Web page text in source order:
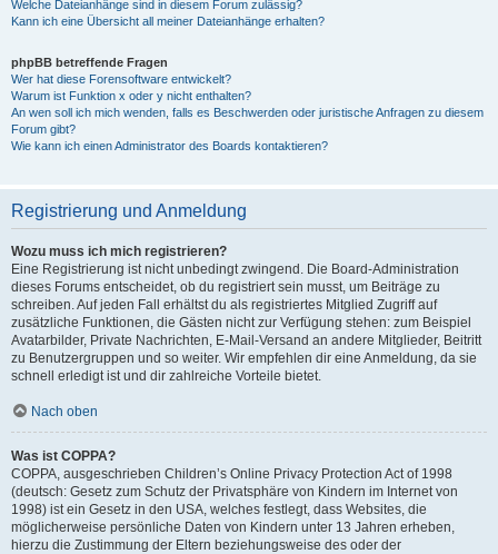
Welche Dateianhänge sind in diesem Forum zulässig?
Kann ich eine Übersicht all meiner Dateianhänge erhalten?
phpBB betreffende Fragen
Wer hat diese Forensoftware entwickelt?
Warum ist Funktion x oder y nicht enthalten?
An wen soll ich mich wenden, falls es Beschwerden oder juristische Anfragen zu diesem
Forum gibt?
Wie kann ich einen Administrator des Boards kontaktieren?
Registrierung und Anmeldung
Wozu muss ich mich registrieren?
Eine Registrierung ist nicht unbedingt zwingend. Die Board-Administration
dieses Forums entscheidet, ob du registriert sein musst, um Beiträge zu
schreiben. Auf jeden Fall erhältst du als registriertes Mitglied Zugriff auf
zusätzliche Funktionen, die Gästen nicht zur Verfügung stehen: zum Beispiel
Avatarbilder, Private Nachrichten, E-Mail-Versand an andere Mitglieder, Beitritt
zu Benutzergruppen und so weiter. Wir empfehlen dir eine Anmeldung, da sie
schnell erledigt ist und dir zahlreiche Vorteile bietet.
Nach oben
Was ist COPPA?
COPPA, ausgeschrieben Children’s Online Privacy Protection Act of 1998
(deutsch: Gesetz zum Schutz der Privatsphäre von Kindern im Internet von
1998) ist ein Gesetz in den USA, welches festlegt, dass Websites, die
möglicherweise persönliche Daten von Kindern unter 13 Jahren erheben,
hierzu die Zustimmung der Eltern beziehungsweise des oder der